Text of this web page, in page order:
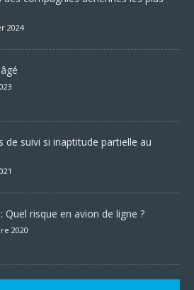
2024
de suivi si inaptitude partielle au
Quel risque en avion de ligne ?
2020